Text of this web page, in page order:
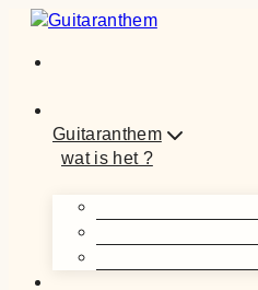
Guitaranthem
wat is het ?